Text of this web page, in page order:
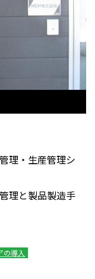
理・生産管理シ
理と製品製造手
の導入